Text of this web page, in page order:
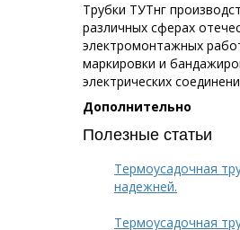
Трубки ТУТнг
различных сферах
электромонтажных
маркировки и
электрических
Дополнительно
Полезные статьи
Термоусадочная
надежней.
Термоусадочная